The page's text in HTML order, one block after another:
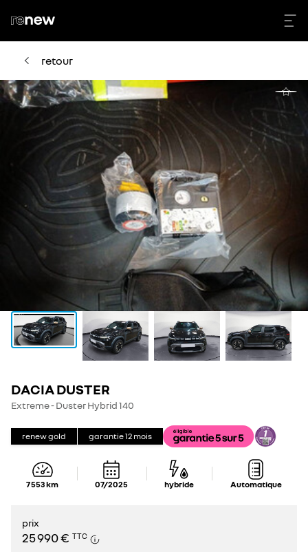
retour
DACIA DUSTER
Extreme - Duster Hybrid 140
renew gold garantie12 mois
7 553km 07/2025 hybride Automatique
prix
25 990 € TTC